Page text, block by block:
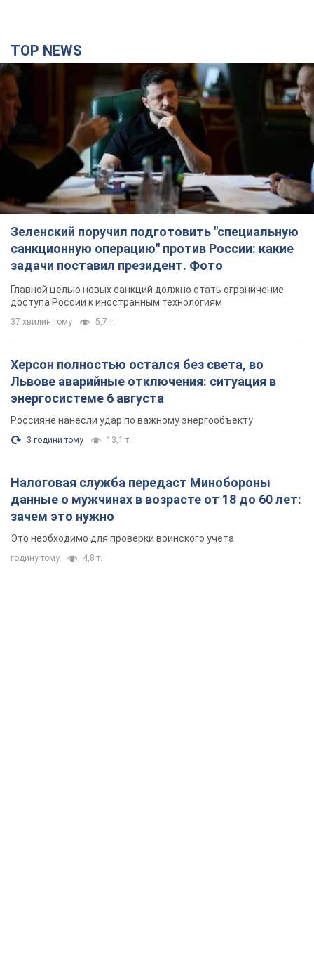
TOP NEWS
Зеленский поручил подготовить "специальную
санкционную операцию" против России: какие
задачи поставил президент. Фото
Главной целью новых санкций должно стать ограничение
доступа России к иностранным технологиям
37 хвилин тому 5,7 т.
Херсон полностью остался без света, во
Львове аварийные отключения: ситуация в
энергосистеме 6 августа
Россияне нанесли удар по важному энергообъекту
3 години тому 13,1 т.
Налоговая служба передаст Минобороны
данные о мужчинах в возрасте от 18 до 60 лет:
зачем это нужно
Это необходимо для проверки воинского учета
годину тому 4,8 т.